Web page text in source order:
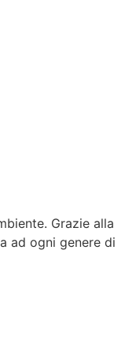
Grazie alla
ad ogni genere di